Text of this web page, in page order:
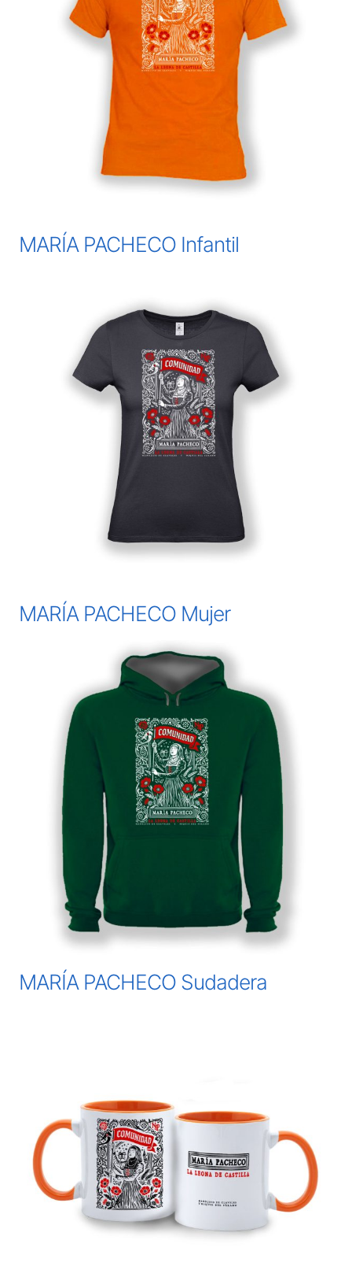
MARÍA PACHECO Infantil
MARÍA PACHECO Mujer
MARÍA PACHECO Sudadera